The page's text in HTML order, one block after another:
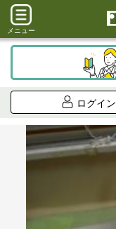
メニュー
ログイン